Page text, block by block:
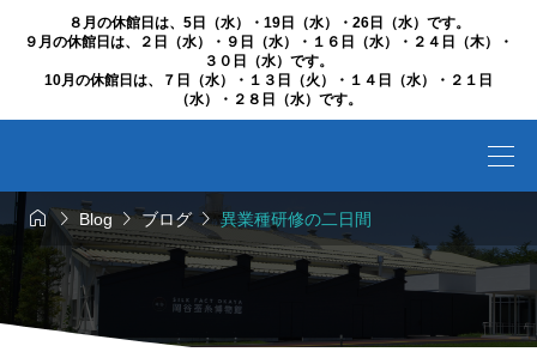
８月の休館日は、5日（水）・19日（水）・26日（水）です。
９月の休館日は、２日（水）・９日（水）・１６日（水）・２４日（木）・
３０日（水）です。
10月の休館日は、７日（水）・１３日（火）・１４日（水）・２１日
（水）・２８日（水）です。
 Blogブログ異業種研修の二日間